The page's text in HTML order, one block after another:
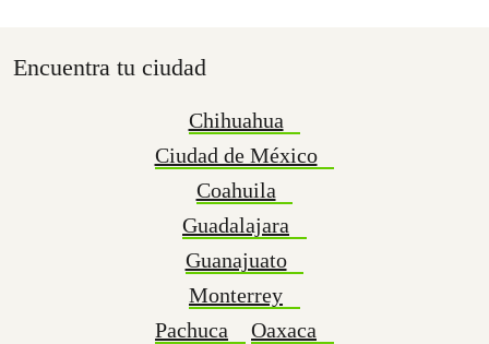
Encuentra tu ciudad
Chihuahua
Ciudad de México
Coahuila
Guadalajara
Guanajuato
Monterrey
Pachuca
Oaxaca